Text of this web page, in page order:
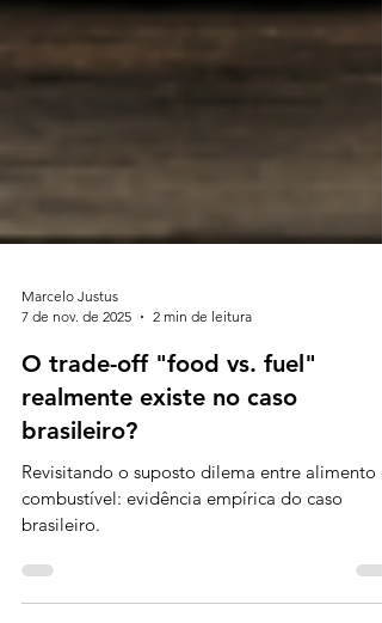
7 de nov. de 2025
2 min de leitura
O trade-off "food vs. fuel"
realmente existe no caso
brasileiro?
Revisitando o suposto dilema entre alimento e
brasileiro.